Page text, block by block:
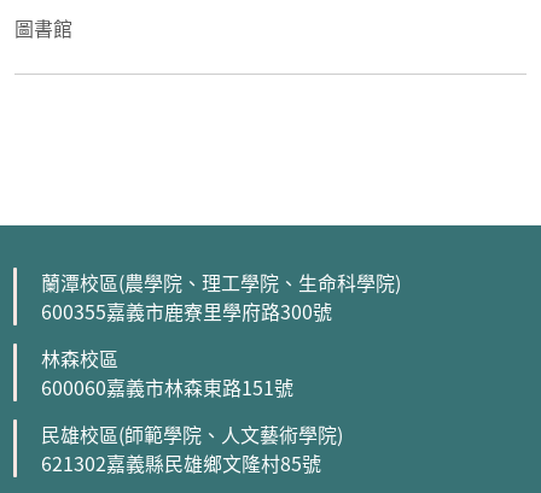
圖書館
蘭潭校區(農學院、理工學院、生命科學院)
600355嘉義市鹿寮里學府路300號
林森校區
600060嘉義市林森東路151號
民雄校區(師範學院、人文藝術學院)
621302嘉義縣民雄鄉文隆村85號